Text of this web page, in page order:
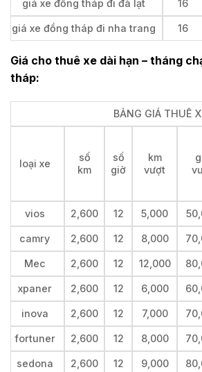
giá xe đồng tháp đi đà lạt 16
giá xe đồng tháp đi nha trang 16
Giá cho thuê xe dài hạn – tháng
tháp:
BẢNG GIÁ THUÊ
loại xe
số
km
số
giờ
km
vượt
vios 2,600 12 5,000
camry 2,600 12 8,000
Mec 2,600 12 12,000
xpaner 2,600 12 6,000
inova 2,600 12 7,000
fortuner 2,600 12 8,000
sedona 2,600 12 9,000